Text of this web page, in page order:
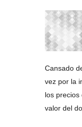
Cansado
vez por la
los
valor del